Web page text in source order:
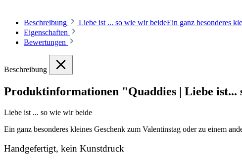
Beschreibung Liebe ist ... so wie wir beideEin ganz besonderes
Eigenschaften
Bewertungen
Beschreibung
Produktinformationen "Quaddies | Liebe ist...
Liebe ist ... so wie wir beide
Ein ganz besonderes kleines Geschenk zum Valentinstag oder zu einem
Handgefertigt, kein Kunstdruck